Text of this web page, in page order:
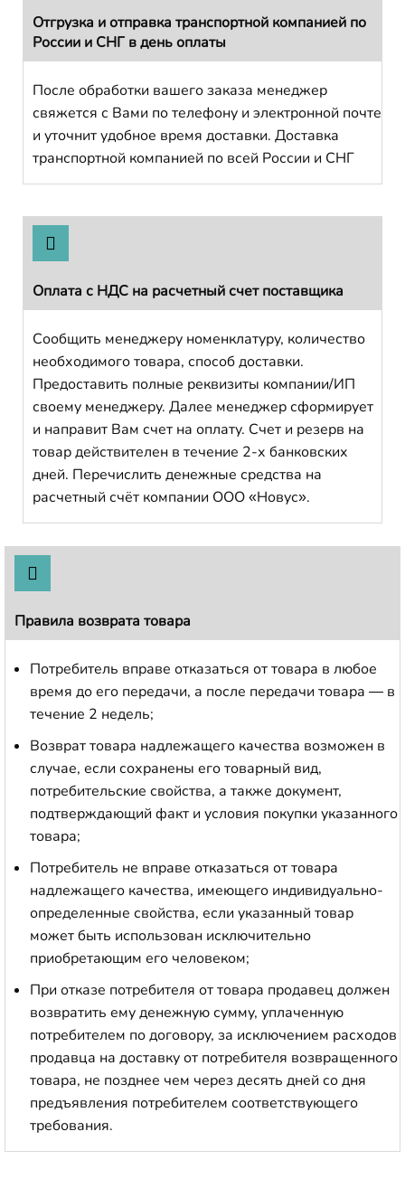
Отгрузка и отправка транспортной компанией по
России и СНГ в день оплаты
После обработки вашего заказа менеджер
свяжется с Вами по телефону и электронной почте
и уточнит удобное время доставки. Доставка
транспортной компанией по всей России и СНГ
Оплата с НДС на расчетный счет поставщика
Сообщить менеджеру номенклатуру, количество
необходимого товара, способ доставки.
Предоставить полные реквизиты компании/ИП
своему менеджеру. Далее менеджер сформирует
и направит Вам счет на оплату. Счет и резерв на
товар действителен в течение 2-х банковских
дней. Перечислить денежные средства на
расчетный счёт компании ООО «Новус».
Правила возврата товара
Потребитель вправе отказаться от товара в любое
время до его передачи, а после передачи товара — в
течение 2 недель;
Возврат товара надлежащего качества возможен в
случае, если сохранены его товарный вид,
потребительские свойства, а также документ,
подтверждающий факт и условия покупки указанного
товара;
Потребитель не вправе отказаться от товара
надлежащего качества, имеющего индивидуально-
определенные свойства, если указанный товар
может быть использован исключительно
приобретающим его человеком;
При отказе потребителя от товара продавец должен
возвратить ему денежную сумму, уплаченную
потребителем по договору, за исключением расходов
продавца на доставку от потребителя возвращенного
товара, не позднее чем через десять дней со дня
предъявления потребителем соответствующего
требования.